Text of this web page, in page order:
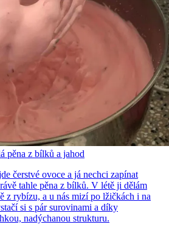
pěna z bílků a jahod
čerstvé ovoce a já nechci zapínat
tahle pěna z bílků. V létě ji dělám
z rybízu, a u nás mizí po lžičkách i na
si s pár surovinami a díky
nadýchanou strukturu.